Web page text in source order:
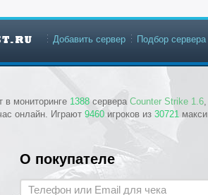
мониторинге 1388 сервера Counter Strike 1.6
онлайн. Играют 9460 игроков из 30721
Добавить сервер Подбор сервера
О покупателе